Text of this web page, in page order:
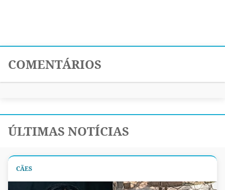
COMENTÁRIOS
ÚLTIMAS NOTÍCIAS
CÃES